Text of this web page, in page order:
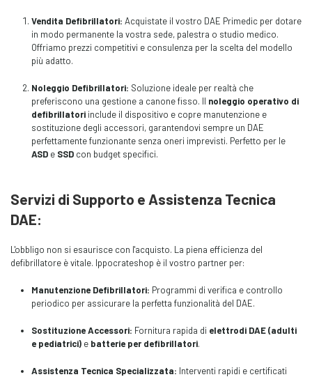
Vendita Defibrillatori: Acquistate il vostro DAE Primedic per dotare
in modo permanente la vostra sede, palestra o studio medico.
Offriamo prezzi competitivi e consulenza per la scelta del modello
più adatto.
Noleggio Defibrillatori: Soluzione ideale per realtà che
preferiscono una gestione a canone fisso. Il noleggio operativo di
defibrillatori include il dispositivo e copre manutenzione e
sostituzione degli accessori, garantendovi sempre un DAE
perfettamente funzionante senza oneri imprevisti. Perfetto per le
ASD e SSD con budget specifici.
Servizi di Supporto e Assistenza Tecnica
DAE:
L'obbligo non si esaurisce con l'acquisto. La piena efficienza del
defibrillatore è vitale. Ippocrateshop è il vostro partner per:
Manutenzione Defibrillatori: Programmi di verifica e controllo
periodico per assicurare la perfetta funzionalità del DAE.
Sostituzione Accessori: Fornitura rapida di elettrodi DAE (adulti
e pediatrici) e batterie per defibrillatori.
Assistenza Tecnica Specializzata: Interventi rapidi e certificati